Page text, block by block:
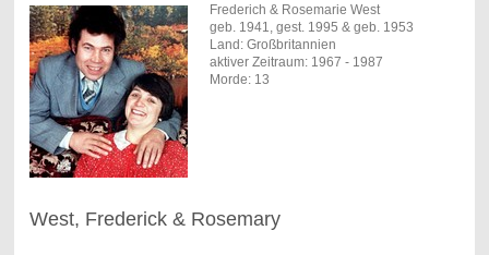
Frederich & Rosemarie West
geb. 1941, gest. 1995 & geb. 1953
Land: Großbritannien
aktiver Zeitraum: 1967 - 1987
Morde: 13
West, Frederick & Rosemary